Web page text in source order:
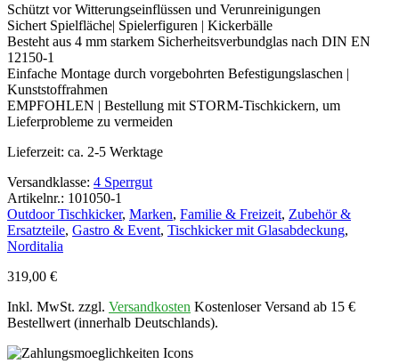
Schützt vor Witterungseinflüssen und Verunreinigungen
Sichert Spielfläche| Spielerfiguren | Kickerbälle
Besteht aus 4 mm starkem Sicherheitsverbundglas nach DIN EN
12150-1
Einfache Montage durch vorgebohrten Befestigungslaschen |
Kunststoffrahmen
EMPFOHLEN | Bestellung mit STORM-Tischkickern, um
Lieferprobleme zu vermeiden
Lieferzeit: ca. 2-5 Werktage
Versandklasse: 4 Sperrgut
Artikelnr.: 101050-1
Outdoor Tischkicker, Marken, Familie & Freizeit, Zubehör &
Ersatzteile, Gastro & Event, Tischkicker mit Glasabdeckung,
Norditalia
319,00 €
Inkl. MwSt. zzgl. Versandkosten Kostenloser Versand ab 15 €
Bestellwert (innerhalb Deutschlands).